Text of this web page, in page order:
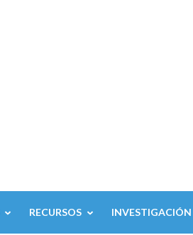
RECURSOS INVESTIGACIÓN